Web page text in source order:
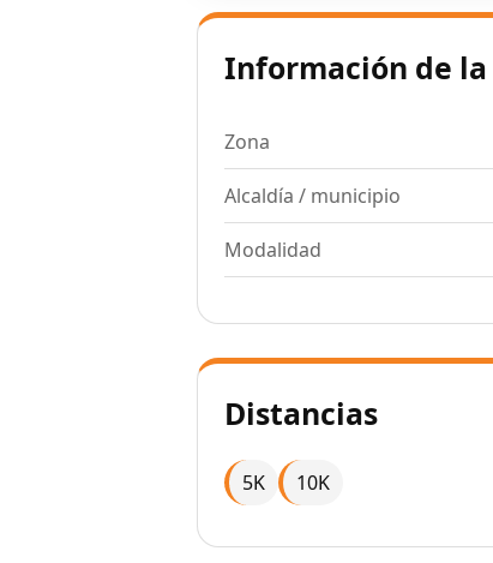
Información de
Zona
Alcaldía / municipio
Modalidad
Distancias
5K 10K